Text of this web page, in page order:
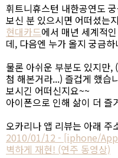
휘트니휴스턴 내한공연도
보신 분 있으시면 어떠셨는
현대카드에서 매년 세계적
데, 다음엔 누가 올지 궁금하
물론 아쉬운 부분도 있지만,
첨 해본거라...) 즐겁게 했습
보시긴 어떠신지요~~
아이폰으로 인해 삶이 더 즐
오카리나 앱 리뷰는 아래 주
2010/01/12 - [iphone/
벽하게 재현! (연주 동영상)